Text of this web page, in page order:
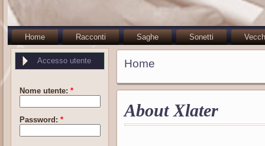
Home Racconti Saghe Sonetti
Accesso utente
Nome utente: *
Password: *
Home
About Xlater